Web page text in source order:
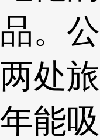
品。
两处
年能